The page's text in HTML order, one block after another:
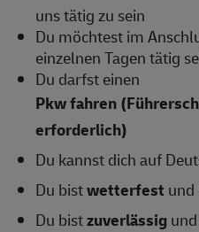
uns tätig zu sein
Du möchtest im
einzelnen Tagen tätig
Du darfst einen
Pkw fahren
erforderlich)
Du kannst dich auf
Du bistwetterfest und
Du bistzuverlässig